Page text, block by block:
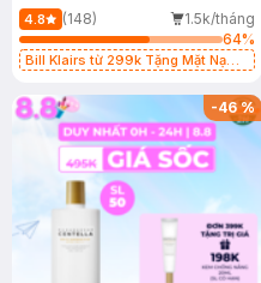
4.8 (148)
1.5k/tháng
64%
Bill Klairs từ 299k Tặng Mặt Nạ
25ml (SL Có Hạn)
-46%